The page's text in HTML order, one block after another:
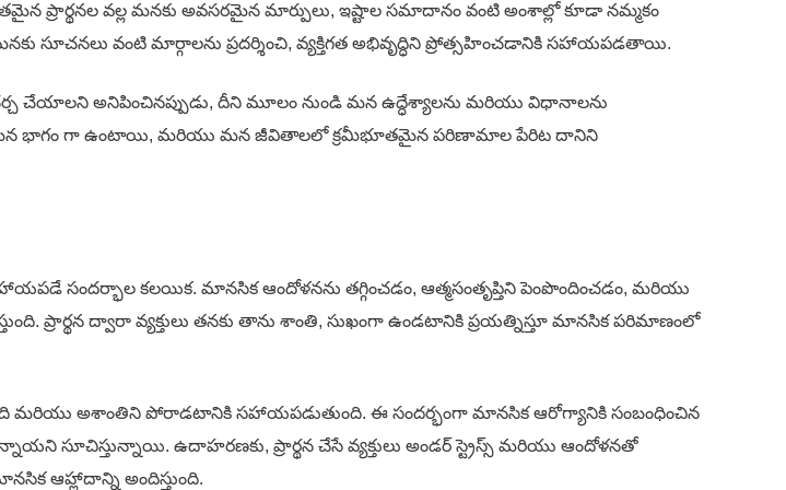
ప్రార్థనల వల్ల మనకు అవసరమైన మార్పులు, ఇష్టాల సమాదానం వంటి అంశాల్లో కూడా నమ్మకం
సూచనలు వంటి మార్గాలను ప్రదర్శించి, వ్యక్తిగత అభివృద్ధిని ప్రోత్సహించడానికి సహాయపడతాయి.
చేయాలని అనిపించినప్పుడు, దీని మూలం నుండి మన ఉద్ధేశ్యాలను మరియు విధానాలను
భాగం గా ఉంటాయి, మరియు మన జీవితాలలో క్రమీభూతమైన పరిణామాల పేరిట దానిని
సందర్భాల కలయిక. మానసిక ఆందోళనను తగ్గించడం, ఆత్మసంతృప్తిని పెంపొందించడం, మరియు
ప్రార్థన ద్వారా వ్యక్తులు తనకు తాను శాంతి, సుఖంగా ఉండటానికి ప్రయత్నిస్తూ మానసిక పరిమాణంలో
మరియు అశాంతిని పోరాడటానికి సహాయపడుతుంది. ఈ సందర్భంగా మానసిక ఆరోగ్యానికి సంబంధించిన
సూచిస్తున్నాయి. ఉదాహరణకు, ప్రార్థన చేసే వ్యక్తులు అండర్ స్ట్రెస్స్ మరియు ఆందోళనతో
ఆహ్లాదాన్ని అందిస్తుంది.